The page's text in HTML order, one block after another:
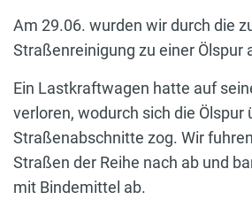
Am 29.06. wurden wir durch die
Straßenreinigung zu einer Ölspur
Ein Lastkraftwagen hatte auf
verloren, wodurch sich die Ölspur
Straßenabschnitte zog. Wir
Straßen der Reihe nach ab und
mit Bindemittel ab.